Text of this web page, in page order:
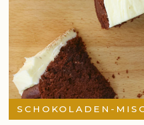
SCHOKOLADEN-